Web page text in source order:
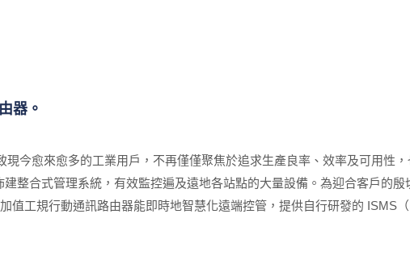
器。
今愈來愈多的工業用戶，不再僅僅聚焦於追求生產良率、效率及可用性
整合式管理系統，有效監控遍及遠地各站點的大量設備。為迎合客戶的殷
值工規行動通訊路由器能即時地智慧化遠端控管，提供自行研發的 ISMS